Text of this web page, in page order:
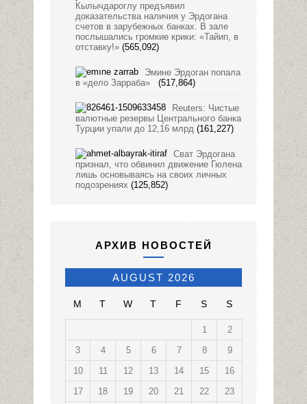
Кылычдароглу предъявил
доказательства наличия у Эрдогана
счетов в зарубежных банках. В зале
послышались громкие крики: «Тайип, в
отставку!» (565,092)
Эмине Эрдоган попала
в «дело Зарраба»
(517,864)
Reuters: Чистые
валютные резервы Центрального банка
Турции упали до 12,16 млрд (161,227)
Сват Эрдогана
признал, что обвинил движение Гюлена
лишь основываясь на своих личных
подозрениях (125,852)
АРХИВ НОВОСТЕЙ
AUGUST 2026
M T W T F S S
1
2
3
4 5 6 7 8
9
10
11 12 13 14 15
16
17
18 19 20 21 22
23